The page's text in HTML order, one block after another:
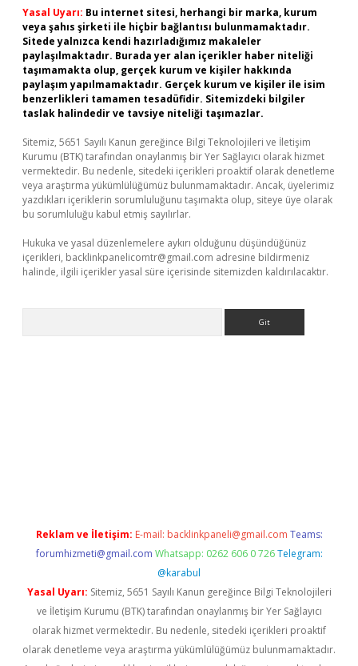
Yasal Uyarı: Bu internet sitesi, herhangi bir marka, kurum
veya şahıs şirketi ile hiçbir bağlantısı bulunmamaktadır.
Sitede yalnızca kendi hazırladığımız makaleler
paylaşılmaktadır. Burada yer alan içerikler haber niteliği
taşımamakta olup, gerçek kurum ve kişiler hakkında
paylaşım yapılmamaktadır. Gerçek kurum ve kişiler ile isim
benzerlikleri tamamen tesadüfidir. Sitemizdeki bilgiler
taslak halindedir ve tavsiye niteliği taşımazlar.
Sitemiz, 5651 Sayılı Kanun gereğince Bilgi Teknolojileri ve İletişim
Kurumu (BTK) tarafından onaylanmış bir Yer Sağlayıcı olarak hizmet
vermektedir. Bu nedenle, sitedeki içerikleri proaktif olarak denetleme
veya araştırma yükümlülüğümüz bulunmamaktadır. Ancak, üyelerimiz
yazdıkları içeriklerin sorumluluğunu taşımakta olup, siteye üye olarak
bu sorumluluğu kabul etmiş sayılırlar.
Hukuka ve yasal düzenlemelere aykırı olduğunu düşündüğünüz
içerikleri, backlinkpanelicomtr@gmail.com adresine bildirmeniz
halinde, ilgili içerikler yasal süre içerisinde sitemizden kaldırılacaktır.
Reklam ve İletişim: E-mail: backlinkpaneli@gmail.com Teams:
forumhizmeti@gmail.com Whatsapp: 0262 606 0 726 Telegram:
@karabul
Yasal Uyarı: Sitemiz, 5651 Sayılı Kanun gereğince Bilgi Teknolojileri
ve İletişim Kurumu (BTK) tarafından onaylanmış bir Yer Sağlayıcı
olarak hizmet vermektedir. Bu nedenle, sitedeki içerikleri proaktif
olarak denetleme veya araştırma yükümlülüğümüz bulunmamaktadır.